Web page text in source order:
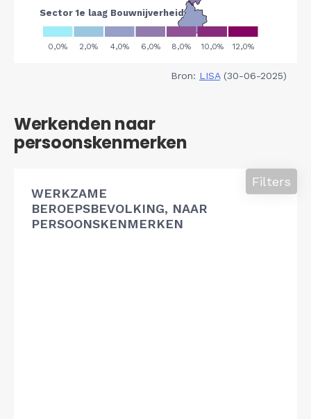
Bron: LISA(30-06-2025)
Werkenden naar
persoonskenmerken
WERKZAME
BEROEPSBEVOLKING, NAAR
PERSOONSKENMERKEN
Filters